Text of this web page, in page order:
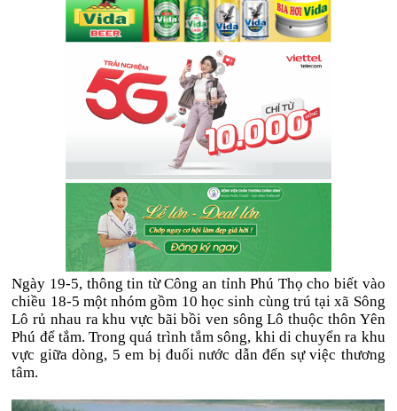
Ngày 19-5, thông tin từ Công an tỉnh Phú Thọ cho biết vào
chiều 18-5 một nhóm gồm 10 học sinh cùng trú tại xã Sông
Lô rủ nhau ra khu vực bãi bồi ven sông Lô thuộc thôn Yên
Phú để tắm. Trong quá trình tắm sông, khi di chuyển ra khu
vực giữa dòng, 5 em bị đuối nước dẫn đến sự việc thương
tâm.